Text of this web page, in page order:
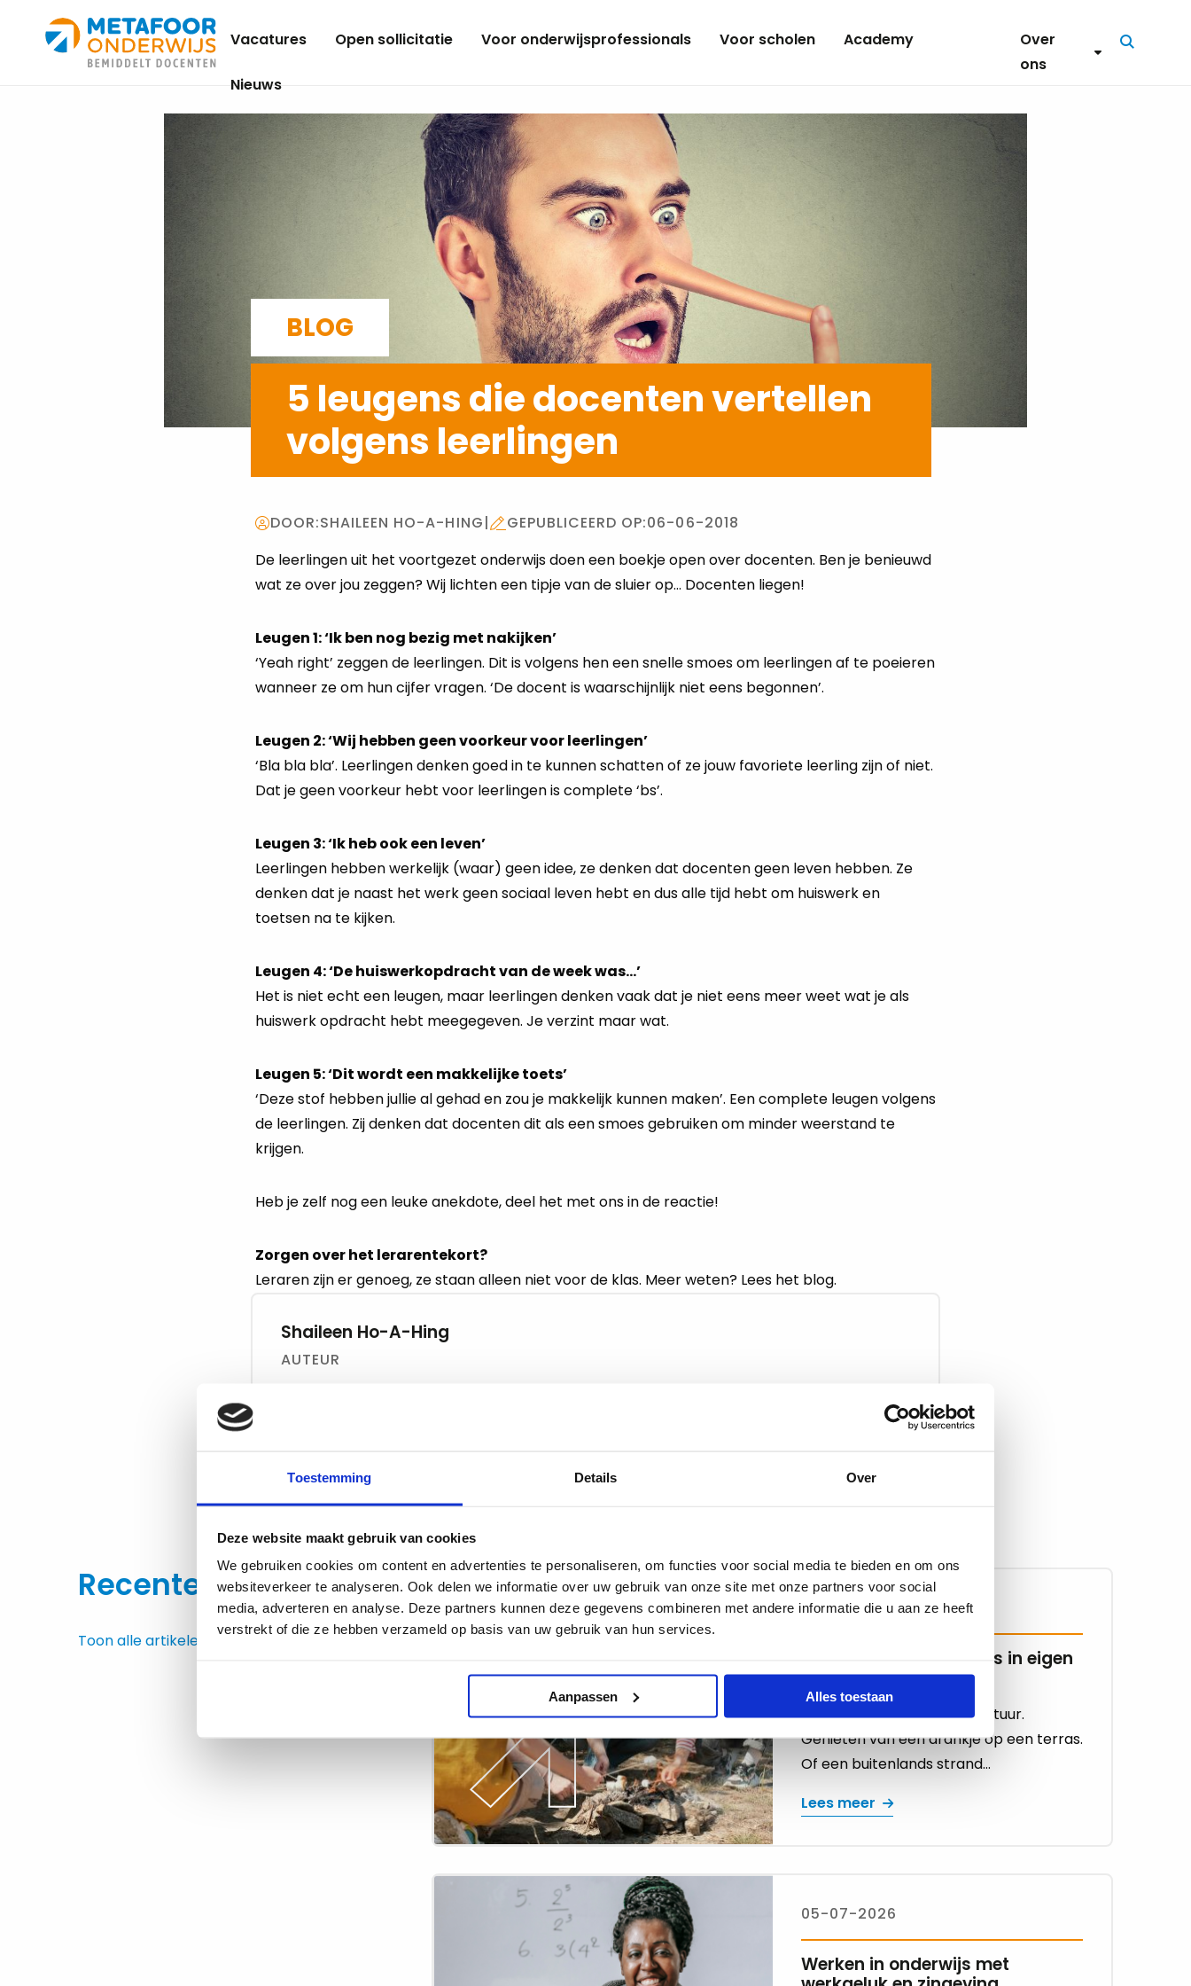
Toestemming Details Over
Deze website maakt gebruik van cookies
We gebruiken cookies om content en advertenties te personaliseren, om functies voor social media te bieden en om ons
websiteverkeer te analyseren. Ook delen we informatie over uw gebruik van onze site met onze partners voor social
media, adverteren en analyse. Deze partners kunnen deze gegevens combineren met andere informatie die u aan ze heeft
verstrekt of die ze hebben verzameld op basis van uw gebruik van hun services.
Aanpassen Alles toestaan
Metafoor
Onderwijs
Vacatures Open sollicitatie Voor onderwijsprofessionals Voor scholen Academy
Nieuws
Over
ons
Zoeken
BLOG
5 leugens die docenten vertellen
volgens leerlingen
DOOR:SHAILEEN HO-A-HING| GEPUBLICEERD OP:06-06-2018
De leerlingen uit het voortgezet onderwijs doen een boekje open over docenten. Ben je benieuwd
wat ze over jou zeggen? Wij lichten een tipje van de sluier op… Docenten liegen!
Leugen 1: ‘Ik ben nog bezig met nakijken’
‘Yeah right’ zeggen de leerlingen. Dit is volgens hen een snelle smoes om leerlingen af te poeieren
wanneer ze om hun cijfer vragen. ‘De docent is waarschijnlijk niet eens begonnen’.
Leugen 2: ‘Wij hebben geen voorkeur voor leerlingen’
‘Bla bla bla’. Leerlingen denken goed in te kunnen schatten of ze jouw favoriete leerling zijn of niet.
Dat je geen voorkeur hebt voor leerlingen is complete ‘bs’.
Leugen 3: ‘Ik heb ook een leven’
Leerlingen hebben werkelijk (waar) geen idee, ze denken dat docenten geen leven hebben. Ze
denken dat je naast het werk geen sociaal leven hebt en dus alle tijd hebt om huiswerk en
toetsen na te kijken.
Leugen 4: ‘De huiswerkopdracht van de week was…’
Het is niet echt een leugen, maar leerlingen denken vaak dat je niet eens meer weet wat je als
huiswerk opdracht hebt meegegeven. Je verzint maar wat.
Leugen 5: ‘Dit wordt een makkelijke toets’
‘Deze stof hebben jullie al gehad en zou je makkelijk kunnen maken’. Een complete leugen volgens
de leerlingen. Zij denken dat docenten dit als een smoes gebruiken om minder weerstand te
krijgen.
Heb je zelf nog een leuke anekdote, deel het met ons in de reactie!
Zorgen over het lerarentekort?
Leraren zijn er genoeg, ze staan alleen niet voor de klas. Meer weten? Lees het blog.
Shaileen Ho-A-Hing
AUTEUR
op
Facebook
op
X
op
LinkedIn
e-
mail
WhatsApp
Recente artikelen
Toon alle artikelen
10-07-2026
Zomeractiviteit: 4 Uitjes in eigen
land
Gezellige uitstapjes in de natuur.
Genieten van een drankje op een terras.
Of een buitenlands strand...
Lees meer
Lees
meer
over
Zomeractiviteit:
land
05-07-2026
Werken in onderwijs met